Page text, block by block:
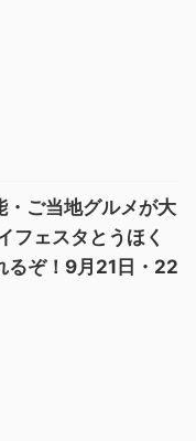
ご当地グルメが大
フェスタとうほく
ぞ！9月21日・22